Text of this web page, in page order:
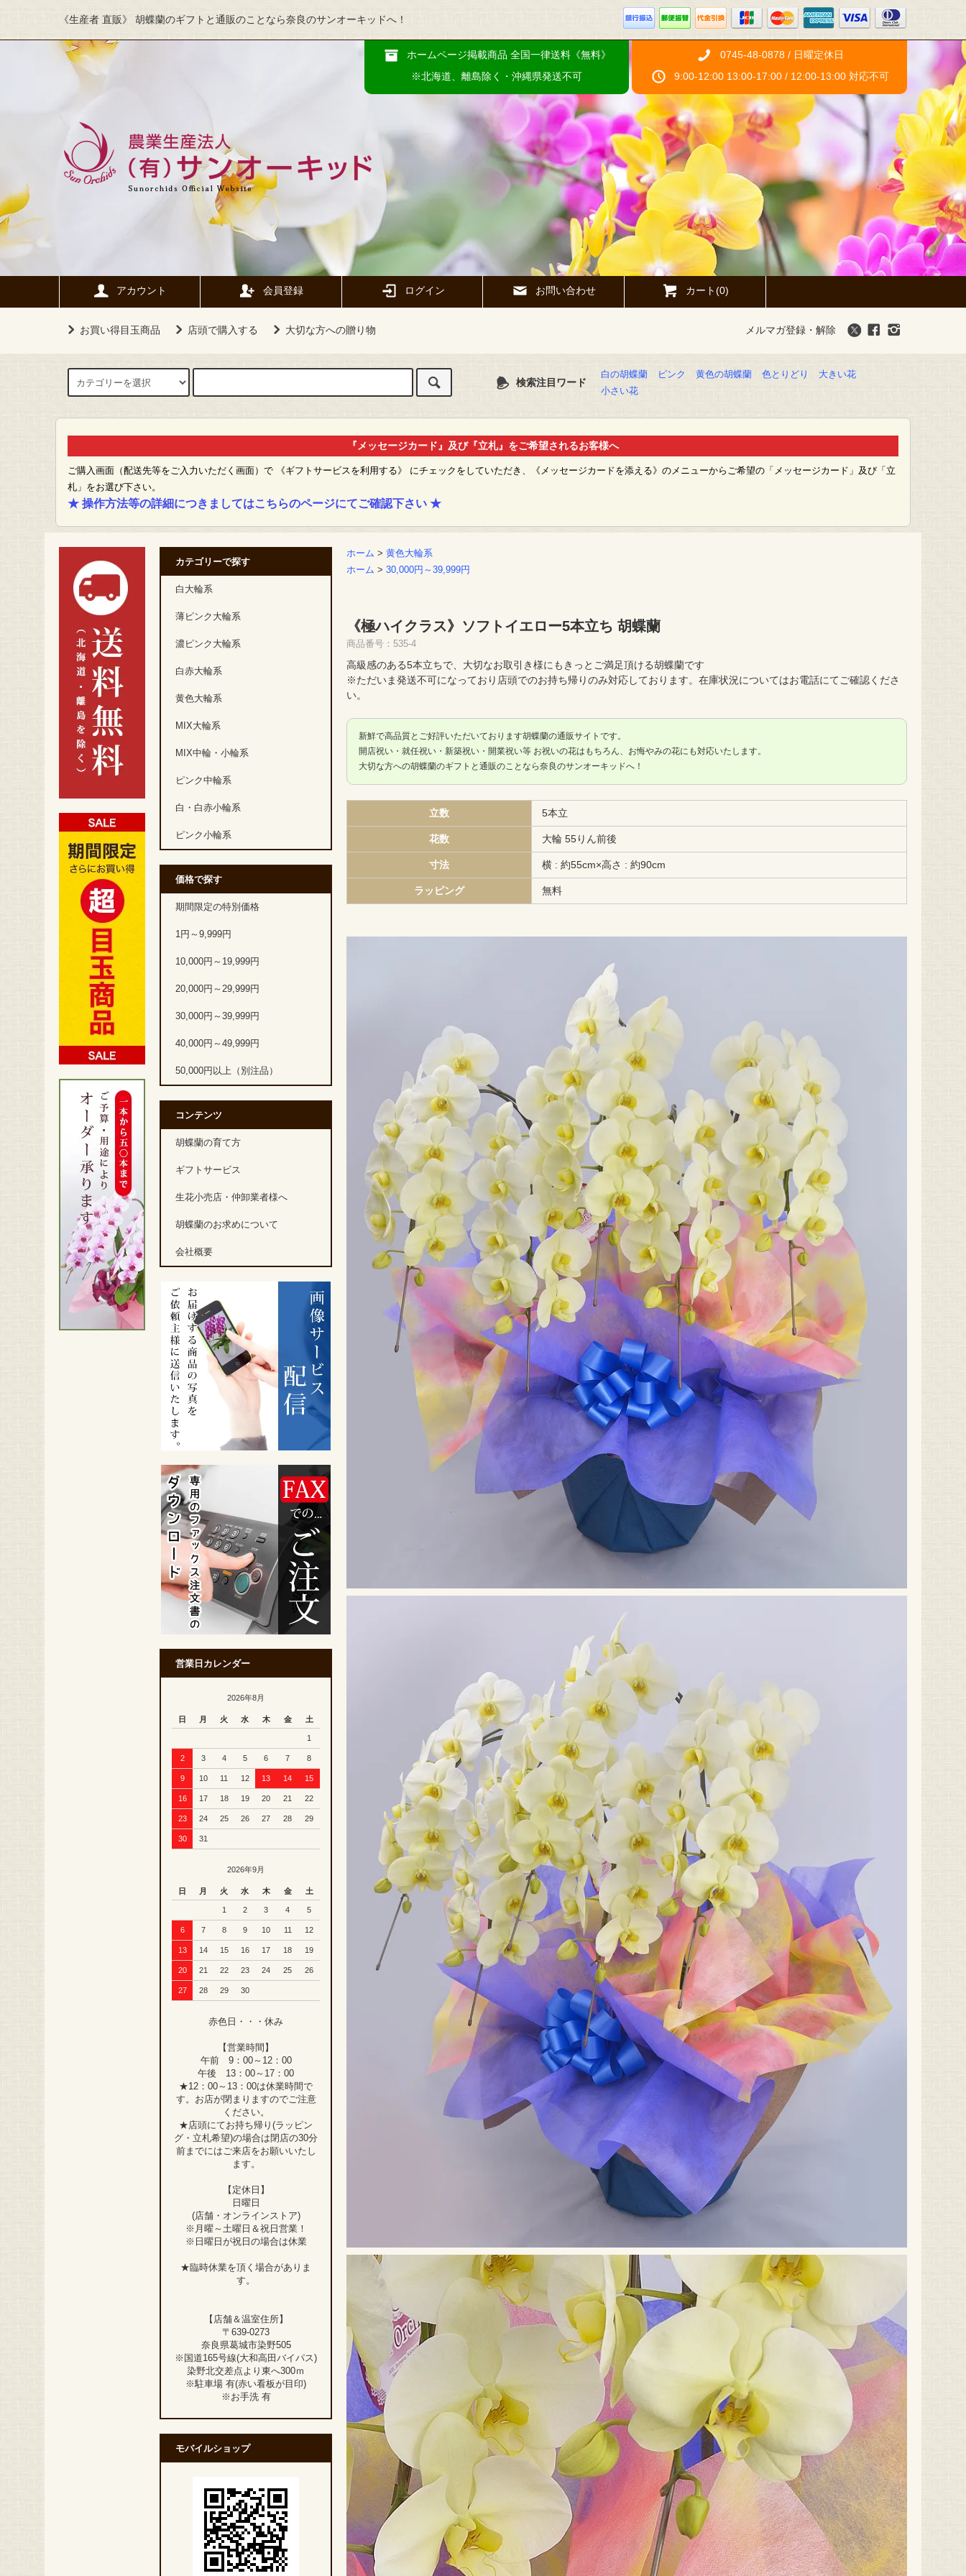
《生産者 直販》 胡蝶蘭のギフトと通販のことなら奈良のサンオーキッドへ！
ホームページ掲載商品 全国一律送料《無料》
※北海道、離島除く・沖縄県発送不可
0745-48-0878 / 日曜定休日
9:00-12:00 13:00-17:00 / 12:00-13:00 対応不可
アカウント 会員登録 ログイン お問い合わせ カート(0)
お買い得目玉商品 店頭で購入する 大切な方への贈り物 メルマガ登録・解除
検索注目ワード
白の胡蝶蘭 ピンク 黄色の胡蝶蘭 色とりどり
大きい花
小さい花
『メッセージカード』及び『立札』をご希望されるお客様へ
ご購入画面（配送先等をご入力いただく画面）で 《ギフトサービスを利用する》 にチェックをしていただき、《メッセージカードを添える》のメニューからご希望の「メッセージカード」及び「立
札」をお選び下さい。
★ 操作方法等の詳細につきましてはこちらのページにてご確認下さい ★
ホーム > 黄色大輪系
ホーム > 30,000円～39,999円
《極ハイクラス》ソフトイエロー5本立ち 胡蝶蘭
商品番号：535-4
高級感のある5本立ちで、大切なお取引き様にもきっとご満足頂ける胡蝶蘭です
※ただいま発送不可になっており店頭でのお持ち帰りのみ対応しております。在庫状況についてはお電話にてご確認くださ
い。
新鮮で高品質とご好評いただいております胡蝶蘭の通販サイトです。
開店祝い・就任祝い・新築祝い・開業祝い等 お祝いの花はもちろん、お悔やみの花にも対応いたします。
大切な方への胡蝶蘭のギフトと通販のことなら奈良のサンオーキッドへ！
立数 5本立
花数 大輪 55りん前後
寸法 横 : 約55cm×高さ : 約90cm
ラッピング 無料
カテゴリーで探す
白大輪系
薄ピンク大輪系
濃ピンク大輪系
白赤大輪系
黄色大輪系
MIX大輪系
MIX中輪・小輪系
ピンク中輪系
白・白赤小輪系
ピンク小輪系
価格で探す
期間限定の特別価格
1円～9,999円
10,000円～19,999円
20,000円～29,999円
30,000円～39,999円
40,000円～49,999円
50,000円以上（別注品）
コンテンツ
胡蝶蘭の育て方
ギフトサービス
生花小売店・仲卸業者様へ
胡蝶蘭のお求めについて
会社概要
営業日カレンダー
2026年8月
日 月 火 水 木 金 土
1
2 3 4 5 6 7 8
9 10 11 12 13 14 15
16 17 18 19 20 21 22
23 24 25 26 27 28 29
30 31
2026年9月
日 月 火 水 木 金 土
1 2 3 4 5
6 7 8 9 10 11 12
13 14 15 16 17 18 19
20 21 22 23 24 25 26
27 28 29 30
赤色日・・・休み
【営業時間】
午前 9：00～12：00
午後 13：00～17：00
★12：00～13：00は休業時間で
す。お店が閉まりますのでご注意
ください。
★店頭にてお持ち帰り(ラッピン
グ・立札希望)の場合は閉店の30分
前までにはご来店をお願いいたし
ます。
【定休日】
日曜日
(店舗・オンラインストア)
※月曜～土曜日＆祝日営業！
※日曜日が祝日の場合は休業
★臨時休業を頂く場合がありま
す。
【店舗＆温室住所】
〒639-0273
奈良県葛城市染野505
※国道165号線(大和高田バイパス)
染野北交差点より東へ300ｍ
※駐車場 有(赤い看板が目印)
※お手洗 有
モバイルショップ